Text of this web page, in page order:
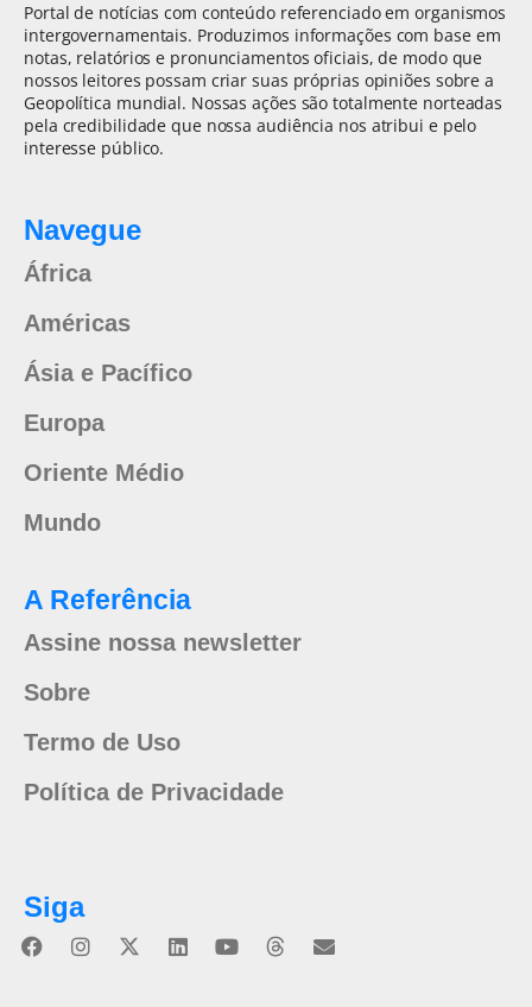
Portal de notícias com conteúdo referenciado em organismos
intergovernamentais. Produzimos informações com base em
notas, relatórios e pronunciamentos oficiais, de modo que
nossos leitores possam criar suas próprias opiniões sobre a
Geopolítica mundial. Nossas ações são totalmente norteadas
pela credibilidade que nossa audiência nos atribui e pelo
interesse público.
Navegue
África
Américas
Ásia e Pacífico
Europa
Oriente Médio
Mundo
A Referência
Assine nossa newsletter
Sobre
Termo de Uso
Política de Privacidade
Siga